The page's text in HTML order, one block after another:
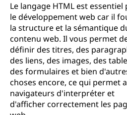
Le langage HTML est essentiel
le développement web car il
la structure et la sémantique
contenu web. Il vous permet
définir des titres, des
des liens, des images, des
des formulaires et bien
choses encore, ce qui permet
navigateurs d'interpréter et
d'afficher correctement les